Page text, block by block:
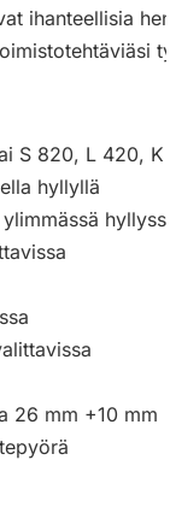
ihanteellisia
S 820, L 420, K
hyllyllä
hyllyssä
26 mm +10 mm